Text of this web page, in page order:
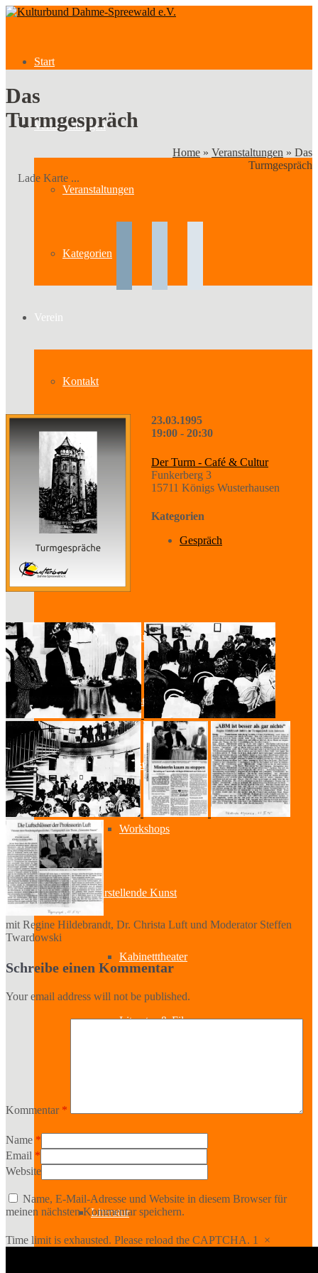
Start
Veranstaltungen
Veranstaltungen
Kategorien
Verein
Kontakt
Über uns
Geschichte
Sparten
Bildende Kunst
Ausstellungen
Aussteller
Workshops
Darstellende Kunst
Kabinetttheater
Literatur & Film
Musik
Literatur
Das
Turmgespräch
Home » Veranstaltungen » Das
Turmgespräch
Lade Karte ...
23.03.1995
19:00 - 20:30
Der Turm - Café & Cultur
Funkerberg 3
15711 Königs Wusterhausen
Kategorien
Gespräch
mit Regine Hildebrandt, Dr. Christa Luft und Moderator Steffen
Twardowski
Schreibe einen Kommentar
Your email address will not be published.
Kommentar *
Name *
Email *
Website
Name, E-Mail-Adresse und Website in diesem Browser für
meinen nächsten Kommentar speichern.
Time limit is exhausted. Please reload the CAPTCHA. 1 ×